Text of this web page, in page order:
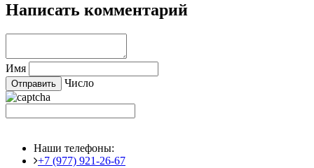
Написать комментарий
Имя
Число
Наши телефоны:
+7 (977) 921-26-67